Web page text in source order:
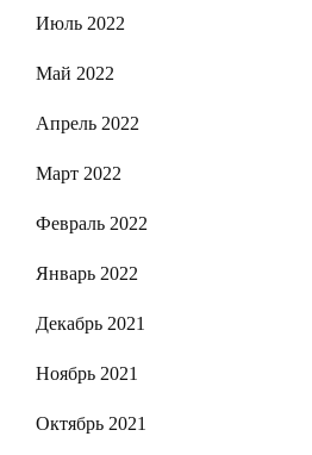
Июль 2022
Май 2022
Апрель 2022
Март 2022
Февраль 2022
Январь 2022
Декабрь 2021
Ноябрь 2021
Октябрь 2021